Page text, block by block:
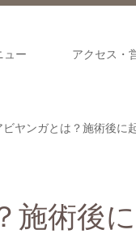
ュー アクセス・
ヤンガとは？施術後に
施術後